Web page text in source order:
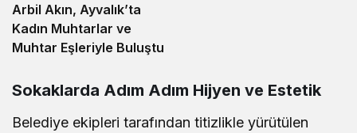
Arbil Akın, Ayvalık’ta
Kadın Muhtarlar ve
Muhtar Eşleriyle Buluştu
Sokaklarda Adım Adım Hijyen ve Estetik
Belediye ekipleri tarafından titizlikle yürütülen